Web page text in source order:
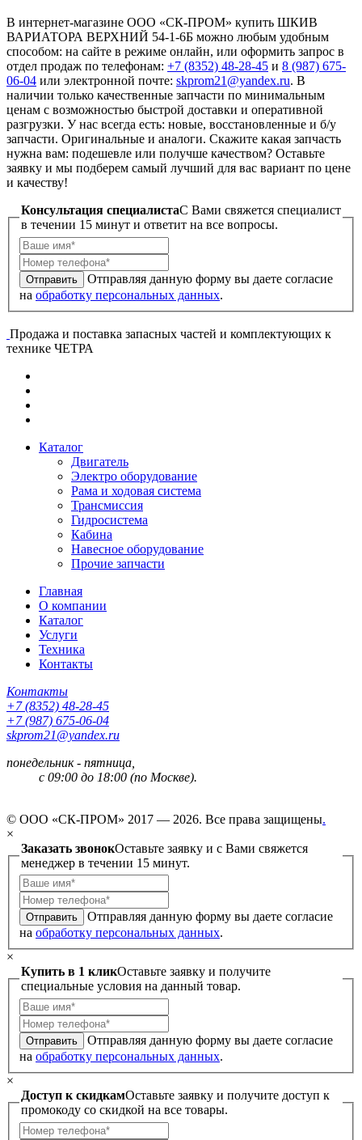
В интернет-магазине ООО «СК-ПРОМ» купить ШКИВ
ВАРИАТОРА ВЕРХНИЙ 54-1-6Б можно любым удобным
способом: на сайте в режиме онлайн, или оформить запрос в
отдел продаж по телефонам: +7 (8352) 48-28-45 и 8 (987) 675-
06-04 или электронной почте: skprom21@yandex.ru. В
наличии только качественные запчасти по минимальным
ценам с возможностью быстрой доставки и оперативной
разгрузки. У нас всегда есть: новые, восстановленные и б/у
запчасти. Оригинальные и аналоги. Скажите какая запчасть
нужна вам: подешевле или получше качеством? Оставьте
заявку и мы подберем самый лучший для вас вариант по цене
и качеству!
Консультация специалистаC Вами свяжется специалист
в течении 15 минут и ответит на все вопросы.
Отправить
Отправляя данную форму вы даете согласие
на обработку персональных данных.
Продажа и поставка запасных частей и комплектующих к
технике ЧЕТРА
Каталог
Двигатель
Электро оборудование
Рама и ходовая система
Трансмиссия
Гидросистема
Кабина
Навесное оборудование
Прочие запчасти
Главная
О компании
Каталог
Услуги
Техника
Контакты
Контакты
+7 (8352) 48-28-45
+7 (987) 675-06-04
skprom21@yandex.ru
понедельник - пятница,
с 09:00 до 18:00 (по Москве).
© ООО «СК-ПРОМ» 2017 — 2026. Все права защищены.
×
Заказать звонокОставьте заявку и с Вами свяжется
менеджер в течении 15 минут.
Отправить
Отправляя данную форму вы даете согласие
на обработку персональных данных.
×
Купить в 1 кликОставьте заявку и получите
специальные условия на данный товар.
Отправить
Отправляя данную форму вы даете согласие
на обработку персональных данных.
×
Доступ к скидкамОставьте заявку и получите доступ к
промокоду со скидкой на все товары.